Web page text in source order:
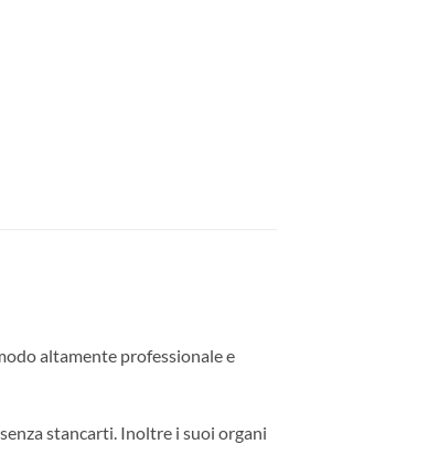
altamente professionale e
stancarti. Inoltre i suoi organi